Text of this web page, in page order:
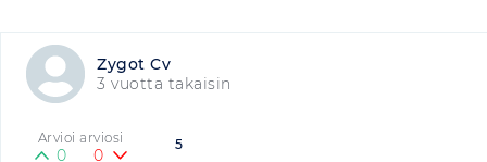
Zygot Cv
3 vuotta takaisin
5
Arvioi arviosi
0 0